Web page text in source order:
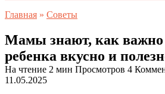
Главная » Советы
Мамы знают, как важно
ребенка вкусно и
На чтение 2 мин Просмотров 4
11.05.2025